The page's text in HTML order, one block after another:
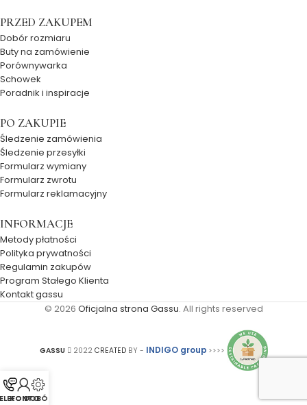
PRZED ZAKUPEM
Dobór rozmiaru
Buty na zamówienie
Porównywarka
Schowek
Poradnik i inspiracje
PO ZAKUPIE
Śledzenie zamówienia
Śledzenie przesyłki
Formularz wymiany
Formularz zwrotu
Formularz reklamacyjny
INFORMACJE
Metody płatności
Polityka prywatności
Regulamin zakupów
Program Stałego Klienta
Kontakt gassu
© 2026 Oficjalna strona Gassu. All rights reserved
GASSU 2022 CREATED BY - INDIGO group >>>>
KONTO
DOBÓR